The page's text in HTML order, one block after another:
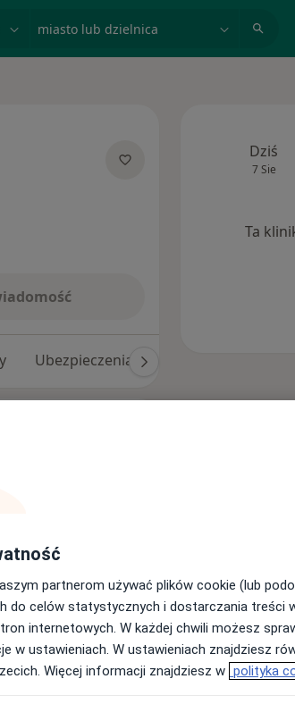
Ubezpieczenia
narządu
W 2005r.
specjalizację II
USG.
Dziś
7 Sie
Ta
partnerom używać plików cookie (lub
do celów statystycznych i dostarczania treści
internetowych. W każdej chwili możesz
w ustawieniach. W ustawieniach znajdziesz
Więcej informacji znajdziesz w polityka